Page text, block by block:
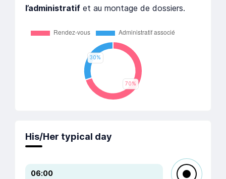
l’administratif et au montage de dossiers.
His/Her typical day
06:00